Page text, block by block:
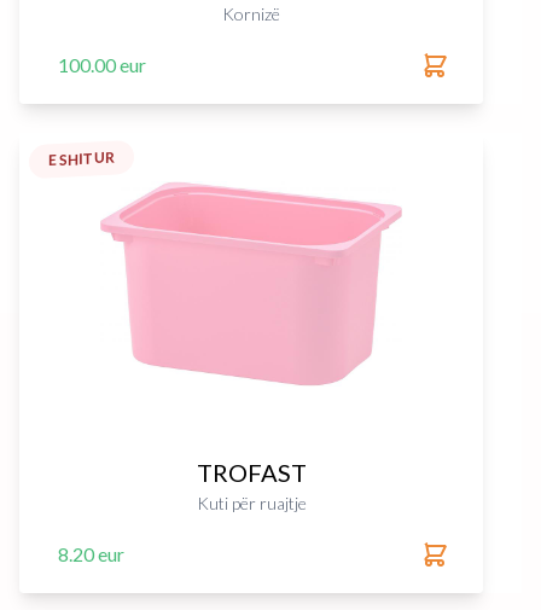
Kornizë
100.00 eur
E SHITUR
TROFAST
Kuti për ruajtje
8.20 eur